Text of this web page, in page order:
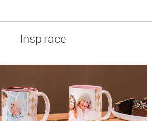
Inspirace